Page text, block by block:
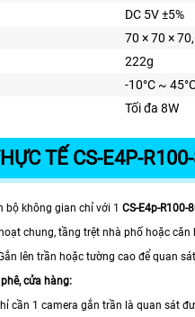
DC 5V ±5%
70 × 70 ×
222g
-10°C ~
Tối đa 8W
TẾ CS-E4P-
bộ không gian chỉ với 1 CS-E4p-R100-
chung, tầng trệt nhà phố hoặc
lên trần hoặc tường cao để quan
cửa hàng:
cần 1 camera gắn trần là quan sát